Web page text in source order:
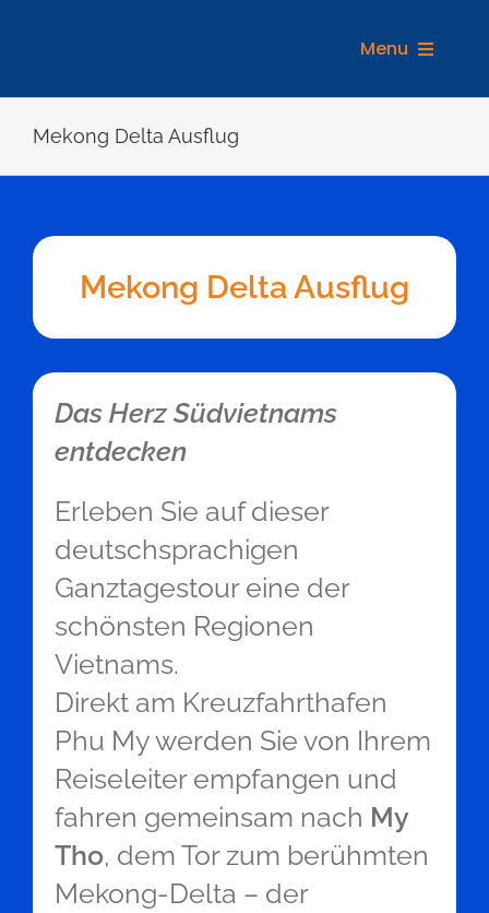
Menu
Mekong Delta Ausflug
Mekong Delta Ausflug
Das Herz Südvietnams
entdecken
Erleben Sie auf dieser
deutschsprachigen
Ganztagestour eine der
schönsten Regionen
Vietnams.
Direkt am Kreuzfahrthafen
Phu My werden Sie von Ihrem
Reiseleiter empfangen und
fahren gemeinsam nach My
Tho, dem Tor zum berühmten
Mekong-Delta – der